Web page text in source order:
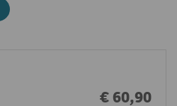
€ 60,90